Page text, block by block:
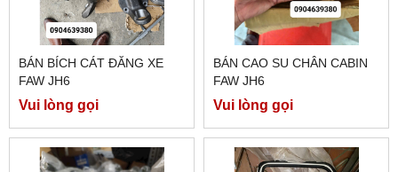
BÁN BÍCH CÁT ĐĂNG XE
FAW JH6
Vui lòng gọi
BÁN CAO SU CHÂN CABIN
FAW JH6
Vui lòng gọi